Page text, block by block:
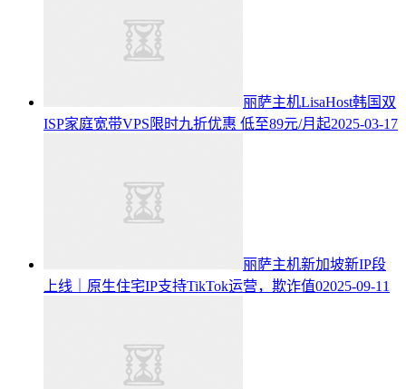
丽萨主机LisaHost韩国双
ISP家庭宽带VPS限时九折优惠 低至89元/月起2025-03-17
丽萨主机新加坡新IP段
上线｜原生住宅IP支持TikTok运营，欺诈值02025-09-11